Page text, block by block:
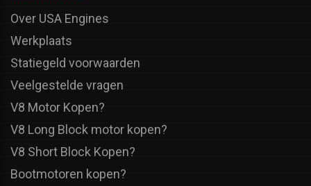
Over USA Engines
Werkplaats
Statiegeld voorwaarden
Veelgestelde vragen
V8 Motor Kopen?
V8 Long Block motor kopen?
V8 Short Block Kopen?
Bootmotoren kopen?